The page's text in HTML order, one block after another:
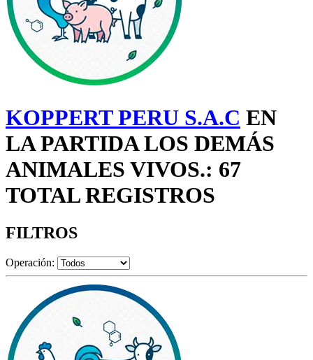
KOPPERT PERU S.A.C EN
LA PARTIDA LOS DEMÁS
ANIMALES VIVOS.: 67
TOTAL REGISTROS
FILTROS
Operación: